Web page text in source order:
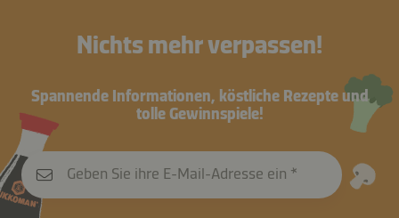
Nichts mehr verpassen!
Spannende Informationen, köstliche Rezepte und
tolle Gewinnspiele!
Geben Sie ihre E-Mail-Adresse ein